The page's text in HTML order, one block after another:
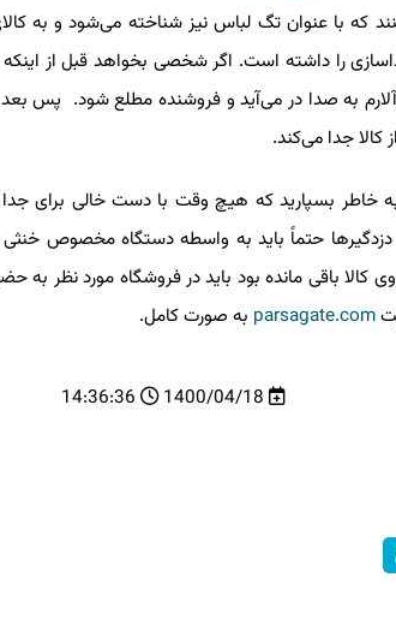
که با عنوان تگ لباس نیز شناخته می‌شود و به
را داشته است. اگر شخصی بخواهد قبل از اینکه تگ
به صدا در می‌آید و فروشنده مطلع شود. پس بعد
جدا می‌کند.
بسپارید که هیچ وقت با دست خالی برای جدا
حتماً باید به واسطه دستگاه مخصوص
کالا باقی مانده بود باید در فروشگاه مورد نظر به
parsagate.comبه صورت کامل.
1400/04/18
14:36:36